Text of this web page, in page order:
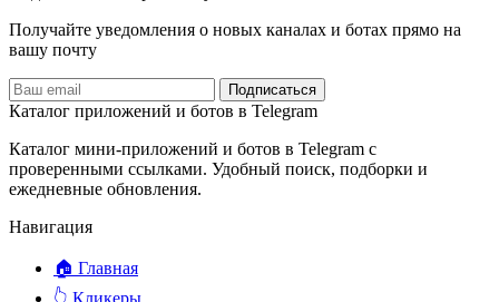
Получайте уведомления о новых каналах и ботаx прямо на
вашу почту
Подписаться
Каталог приложений и ботов в Telegram
Каталог мини-приложений и ботов в Telegram с
проверенными ссылками. Удобный поиск, подборки и
ежедневные обновления.
Навигация
🏠 Главная